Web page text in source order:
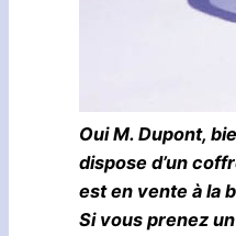
Oui M. Dupont,
dispose d’un
est en vente à la
Si vous prenez